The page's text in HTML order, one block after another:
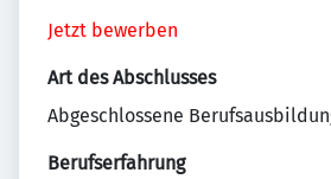
Jetzt bewerben
Art des Abschlusses
Abgeschlossene
Berufserfahrung